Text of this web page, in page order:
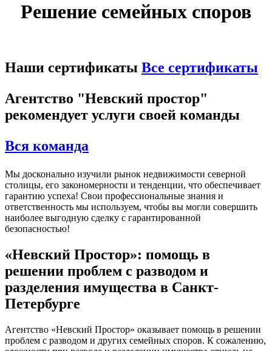
Решение семейных споров
Наши сертификаты Все сертификаты
Агентство "Невский простор"
рекомендует услуги своей команды
Вся команда
Мы досконально изучили рынок недвижимости северной
столицы, его закономерности и тенденции, что обеспечивает
гарантию успеха! Свои профессиональные знания и
ответственность мы используем, чтобы вы могли совершить
наиболее выгодную сделку с гарантированной
безопасностью!
«Невский Простор»: помощь в
решении проблем с разводом и
разделения имущества в Санкт-
Петербурге
Агентство «Невский Простор» оказывает помощь в решении
проблем с разводом и других семейных споров. К сожалению,